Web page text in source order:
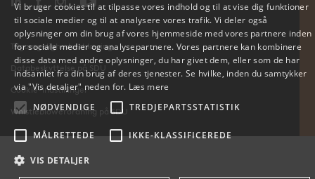
Tilgængelighedserklæring
Databeskyttelse på SDU
Cookie-indstillinger
Whistleblowerordning på SDU
ENGLISH
Vi bruger cookies til at tilpasse vores indhold og til at vise dig funktioner
til sociale medier og til at analysere vores trafik. Vi deler også
oplysninger om din brug af vores hjemmeside med vores partnere inden
for sociale medier og analysepartnere. Vores partnere kan kombinere
disse data med andre oplysninger, du har givet dem, eller som de har
indsamlet fra din brug af deres tjenester. Se hvilke, inden du samtykker
via "Vis detaljer" neden for. Læs mere
NØDVENDIGE
TREDJEPARTSSTATISTIK
MÅLRETTEDE IKKE-KLASSIFICEREDE
VIS DETALJER